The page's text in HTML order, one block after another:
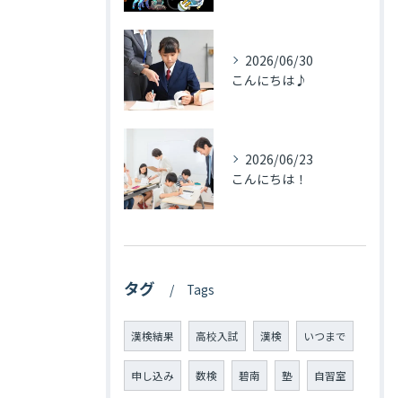
2026/06/30
こんにちは♪
2026/06/23
こんにちは！
タグ Tags
漢検結果 高校入試 漢検 いつまで
申し込み 数検 碧南 塾 自習室